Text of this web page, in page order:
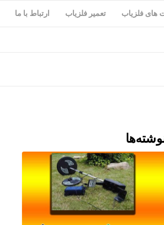
های فلزیاب تعمیر فلزیاب ارتباط با ما